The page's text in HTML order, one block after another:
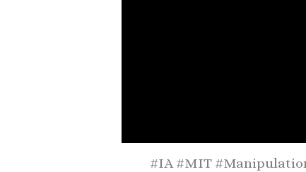
#IA #MIT